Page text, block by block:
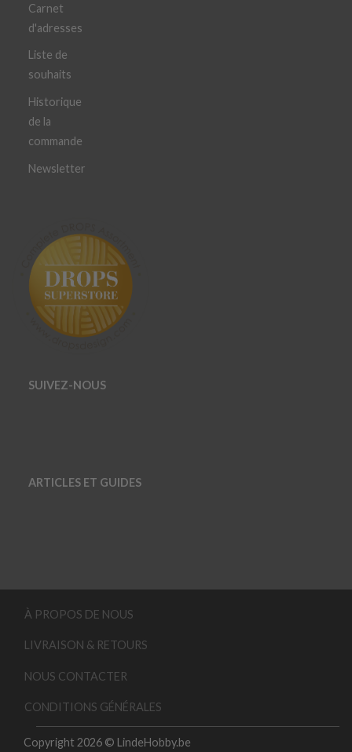
Carnet
d'adresses
Liste de
souhaits
Historique
de la
commande
Newsletter
SUIVEZ-NOUS
ARTICLES ET GUIDES
À PROPOS DE NOUS
LIVRAISON & RETOURS
NOUS CONTACTER
CONDITIONS GÉNÉRALES
Copyright 2026 © LindeHobby.be